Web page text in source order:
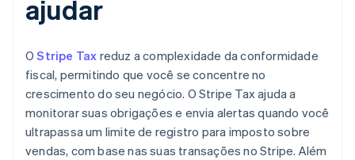
ajudar
OStripe Tax reduz a complexidade da conformidade
fiscal, permitindo que você se concentre no
crescimento do seu negócio. O Stripe Tax ajuda a
monitorar suas obrigações e envia alertas quando você
ultrapassa um limite de registro para imposto sobre
vendas, com base nas suas transações no Stripe. Além